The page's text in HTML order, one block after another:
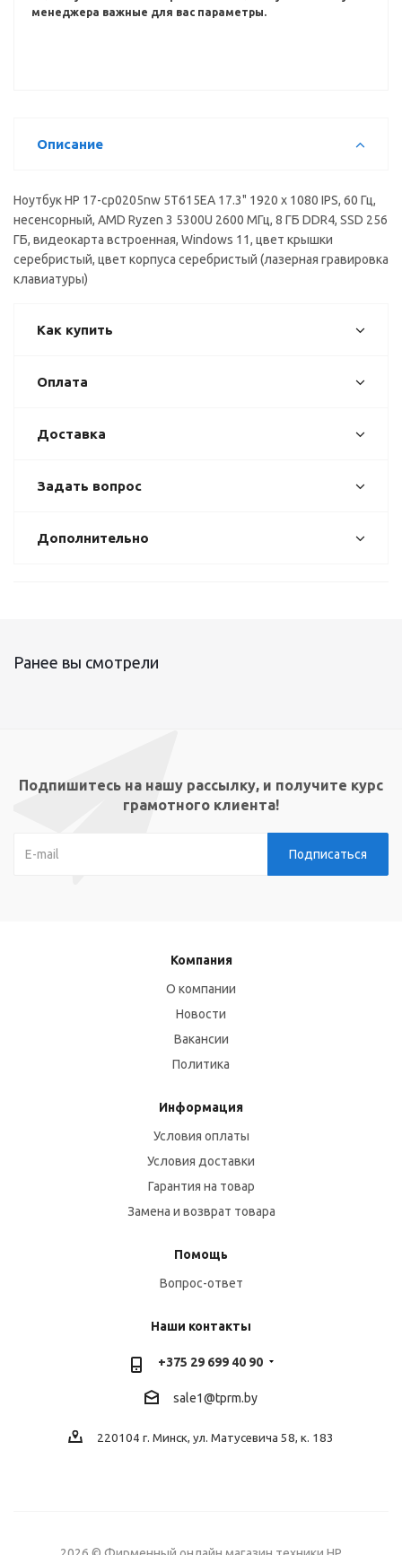
менеджера важные для вас параметры.
Описание
Ноутбук HP 17-cp0205nw 5T615EA 17.3" 1920 x 1080 IPS, 60 Гц,
несенсорный, AMD Ryzen 3 5300U 2600 МГц, 8 ГБ DDR4, SSD 256
ГБ, видеокарта встроенная, Windows 11, цвет крышки
серебристый, цвет корпуса серебристый (лазерная гравировка
клавиатуры)
Как купить
Оплата
Доставка
Задать вопрос
Дополнительно
Ранее вы смотрели
Подпишитесь на нашу рассылку, и получите курс
грамотного клиента!
Компания
О компании
Новости
Вакансии
Политика
Информация
Условия оплаты
Условия доставки
Гарантия на товар
Замена и возврат товара
Помощь
Вопрос-ответ
Наши контакты
+375 29 699 40 90
sale1@tprm.by
220104 г. Минск, ул. Матусевича 58, к. 183